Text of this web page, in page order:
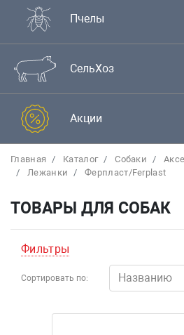
Пчелы
СельХоз
Акции
Главная Каталог Собаки
Лежанки
Ферпласт/Ferplast
ТОВАРЫ ДЛЯ СОБАК
Фильтры
Сортировать по: Названию